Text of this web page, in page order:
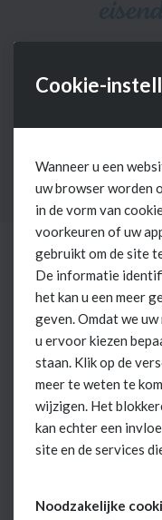
jurkje in organza
Cookie-
Wanneer u een
uw browser worden
in de vorm van
voorkeuren of uw
gebruikt om de site
De informatie
het kan u een meer
geven. Omdat we
u ervoor kiezen
staan. Klik op de
meer te weten te
wijzigen. Het
kan echter een
site en de services
Noodzakelijke